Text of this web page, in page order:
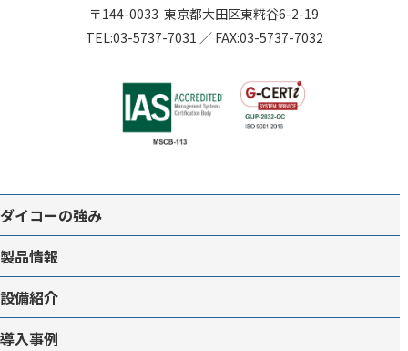
〒144-0033 東京都大田区東糀谷6-2-19
TEL:03-5737-7031 ／ FAX:03-5737-7032
ダイコーの強み
製品情報
設備紹介
導入事例